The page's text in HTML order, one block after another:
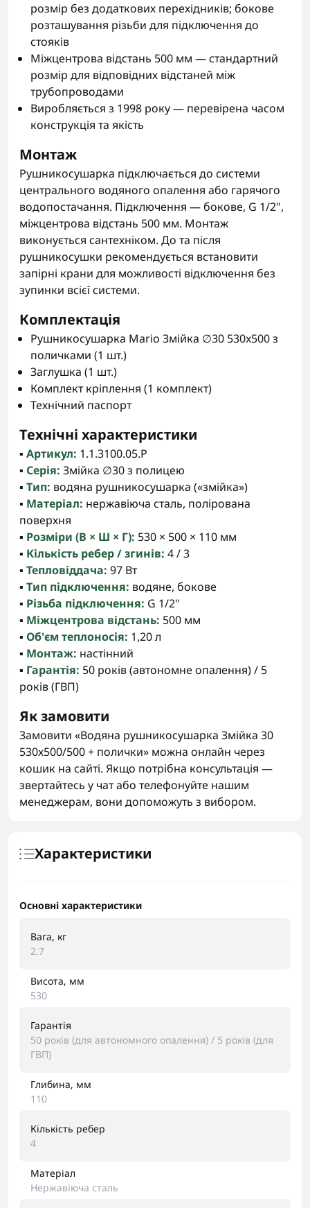
розмір без додаткових перехідників; бокове
розташування різьби для підключення до
стояків
Міжцентрова відстань 500 мм — стандартний
розмір для відповідних відстаней між
трубопроводами
Виробляється з 1998 року — перевірена часом
конструкція та якість
Монтаж
Рушникосушарка підключається до системи
центрального водяного опалення або гарячого
водопостачання. Підключення — бокове, G 1/2",
міжцентрова відстань 500 мм. Монтаж
виконується сантехніком. До та після
рушникосушки рекомендується встановити
запірні крани для можливості відключення без
зупинки всієї системи.
Комплектація
Рушникосушарка Mario Змійка ∅30 530x500 з
поличками (1 шт.)
Заглушка (1 шт.)
Комплект кріплення (1 комплект)
Технічний паспорт
Технічні характеристики
▪️ Артикул: 1.1.3100.05.P
▪️ Серія: Змійка ∅30 з полицею
▪️ Тип: водяна рушникосушарка («змійка»)
▪️ Матеріал: нержавіюча сталь, полірована
поверхня
▪️ Розміри (В × Ш × Г): 530 × 500 × 110 мм
▪️ Кількість ребер / згинів: 4 / 3
▪️ Тепловіддача: 97 Вт
▪️ Тип підключення: водяне, бокове
▪️ Різьба підключення: G 1/2"
▪️ Міжцентрова відстань: 500 мм
▪️ Об'єм теплоносія: 1,20 л
▪️ Монтаж: настінний
▪️ Гарантія: 50 років (автономне опалення) / 5
років (ГВП)
Як замовити
Замовити «Водяна рушникосушарка Змійка 30
530х500/500 + полички» можна онлайн через
кошик на сайті. Якщо потрібна консультація —
звертайтесь у чат або телефонуйте нашим
менеджерам, вони допоможуть з вибором.
Характеристики
Основні характеристики
Вага, кг
2.7
Висота, мм
530
Гарантія
50 років (для автономного опалення) / 5 років (для
ГВП)
Глибина, мм
110
Кількість ребер
4
Матеріал
Нержавіюча сталь